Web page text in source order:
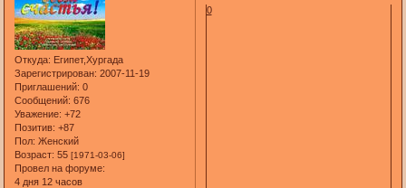
Откуда: Египет,Хургада
Зарегистрирован: 2007-11-19
Приглашений: 0
Сообщений: 676
Уважение: +72
Позитив: +87
Пол: Женский
Возраст: 55[1971-03-06]
Провел на форуме:
4 дня 12 часов
0